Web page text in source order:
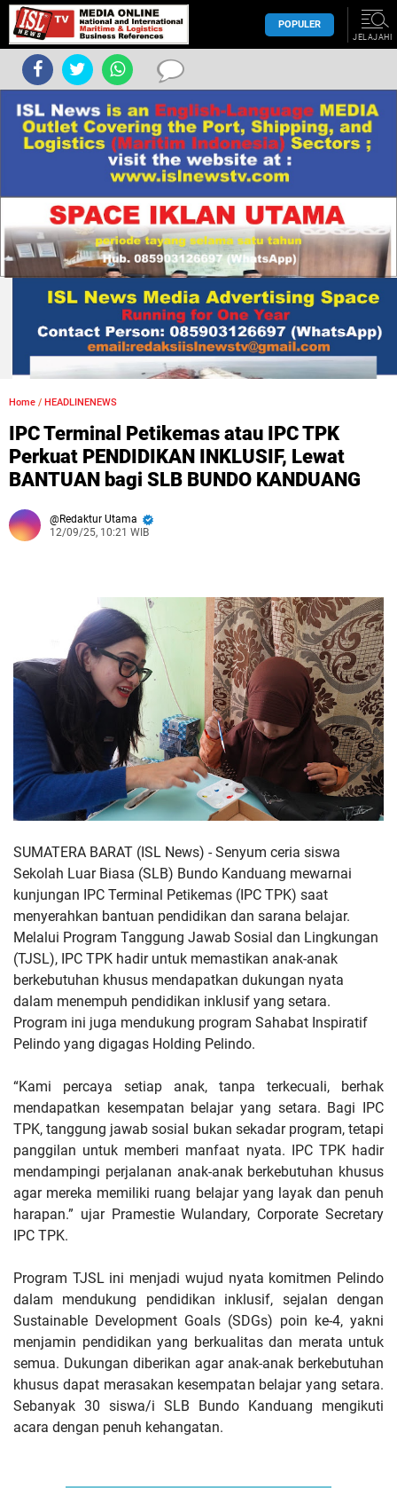
POPULER
JELAJAHI
Home / HEADLINENEWS
IPC Terminal Petikemas atau IPC TPK
Perkuat PENDIDIKAN INKLUSIF, Lewat
BANTUAN bagi SLB BUNDO KANDUANG
Redaktur Utama
12/09/25, 10:21 WIB
SUMATERA BARAT (ISL News) -Senyum ceria siswa
Sekolah Luar Biasa (SLB) Bundo Kanduang mewarnai
kunjungan IPC Terminal Petikemas (IPC TPK) saat
menyerahkan bantuan pendidikan dan sarana belajar.
Melalui Program Tanggung Jawab Sosial dan Lingkungan
(TJSL), IPC TPK hadir untuk memastikan anak-anak
berkebutuhan khusus mendapatkan dukungan nyata
dalam menempuh pendidikan inklusif yang setara.
Program ini juga mendukung program Sahabat Inspiratif
Pelindo yang digagas Holding Pelindo.
“Kami percaya setiap anak, tanpa terkecuali, berhak
mendapatkan kesempatan belajar yang setara. Bagi IPC
TPK, tanggung jawab sosial bukan sekadar program, tetapi
panggilan untuk memberi manfaat nyata. IPC TPK hadir
mendampingi perjalanan anak-anak berkebutuhan khusus
agar mereka memiliki ruang belajar yang layak dan penuh
harapan.” ujar Pramestie Wulandary, Corporate Secretary
IPC TPK.
Program TJSL ini menjadi wujud nyata komitmen Pelindo
dalam mendukung pendidikan inklusif, sejalan dengan
Sustainable Development Goals (SDGs) poin ke-4, yakni
menjamin pendidikan yang berkualitas dan merata untuk
semua. Dukungan diberikan agar anak-anak berkebutuhan
khusus dapat merasakan kesempatan belajar yang setara.
Sebanyak 30 siswa/i SLB Bundo Kanduang mengikuti
acara dengan penuh kehangatan.